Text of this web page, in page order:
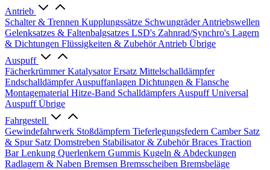
Antrieb
Schalter & Trennen Kupplungssätze SchwungräderAntriebswellen
Gelenksatzes & Faltenbalgsatzes LSD's Zahnrad/Synchro's Lagern
& Dichtungen Flüssigkeiten & ZubehörAntrieb Übrige
Auspuff
FächerkrümmerKatalysator Ersatz Mittelschalldämpfer
EndschalldämpferAuspuffanlagen Dichtungen & Flansche
Montagematerial Hitze-Band Schalldämpfers Auspuff Universal
Auspuff Übrige
Fahrgestell
Gewindefahrwerk Stoßdämpfern Tieferlegungsfedern Camber Satz
& Spur Satz Domstreben Stabilisator & ZubehörBraces Traction
BarLenkung Querlenkern Gummis Kugeln & Abdeckungen
Radlagern & Naben Bremsen Bremsscheiben Bremsbeläge